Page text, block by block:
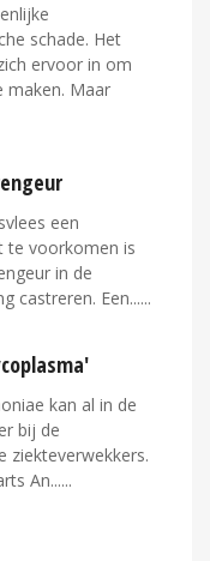
schade. Het
ervoor in om
maken. Maar
een
te voorkomen is
in de
castreren. Een...
kan al in de
bij de
ziekteverwekkers.
An...